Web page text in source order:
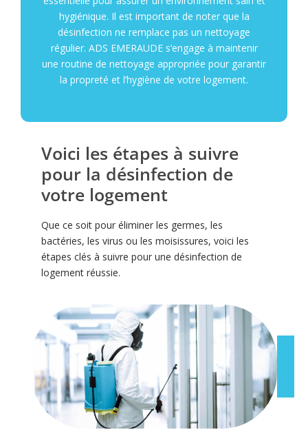
hygiénique. Il est important de noter que la
désinfection ne remplace pas un nettoyage
régulier. ADS EMERAUDE s’engage à maintenir
une routine de nettoyage appropriée pour garantir
la propreté et l’hygiène de votre logement.
Voici les étapes à suivre
pour la désinfection de
votre logement
Que ce soit pour éliminer les germes, les
bactéries, les virus ou les moisissures, voici les
étapes clés à suivre pour une désinfection de
logement réussie.